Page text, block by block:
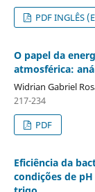
PDF INGLÊS
O papel da
atmosférica:
Widrian Gabriel
217-234
PDF
Eficiência da
condições de